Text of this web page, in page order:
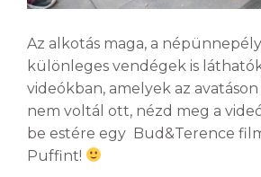
Az alkotás maga, a
különleges vendégek is
videókban, amelyek az
nem voltál ott, nézd meg a
be estére egy Bud&Terence
Puffint!